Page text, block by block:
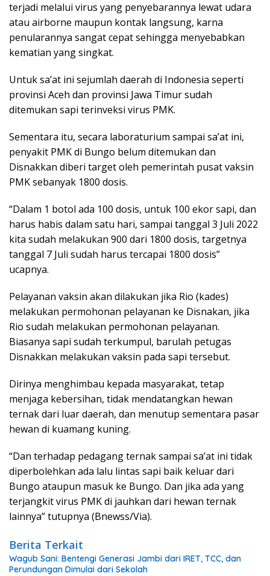
terjadi melalui virus yang penyebarannya lewat udara
atau airborne maupun kontak langsung, karna
penularannya sangat cepat sehingga menyebabkan
kematian yang singkat.
Untuk sa’at ini sejumlah daerah di Indonesia seperti
provinsi Aceh dan provinsi Jawa Timur sudah
ditemukan sapi terinveksi virus PMK.
Sementara itu, secara laboraturium sampai sa’at ini,
penyakit PMK di Bungo belum ditemukan dan
Disnakkan diberi target oleh pemerintah pusat vaksin
PMK sebanyak 1800 dosis.
“Dalam 1 botol ada 100 dosis, untuk 100 ekor sapi, dan
harus habis dalam satu hari, sampai tanggal 3 Juli 2022
kita sudah melakukan 900 dari 1800 dosis, targetnya
tanggal 7 Juli sudah harus tercapai 1800 dosis”
ucapnya.
Pelayanan vaksin akan dilakukan jika Rio (kades)
melakukan permohonan pelayanan ke Disnakan, jika
Rio sudah melakukan permohonan pelayanan.
Biasanya sapi sudah terkumpul, barulah petugas
Disnakkan melakukan vaksin pada sapi tersebut.
Dirinya menghimbau kepada masyarakat, tetap
menjaga kebersihan, tidak mendatangkan hewan
ternak dari luar daerah, dan menutup sementara pasar
hewan di kuamang kuning.
“Dan terhadap pedagang ternak sampai sa’at ini tidak
diperbolehkan ada lalu lintas sapi baik keluar dari
Bungo ataupun masuk ke Bungo. Dan jika ada yang
terjangkit virus PMK di jauhkan dari hewan ternak
lainnya” tutupnya (Bnewss/Via).
Berita Terkait
Wagub Sani: Bentengi Generasi Jambi dari IRET, TCC, dan
Perundungan Dimulai dari Sekolah